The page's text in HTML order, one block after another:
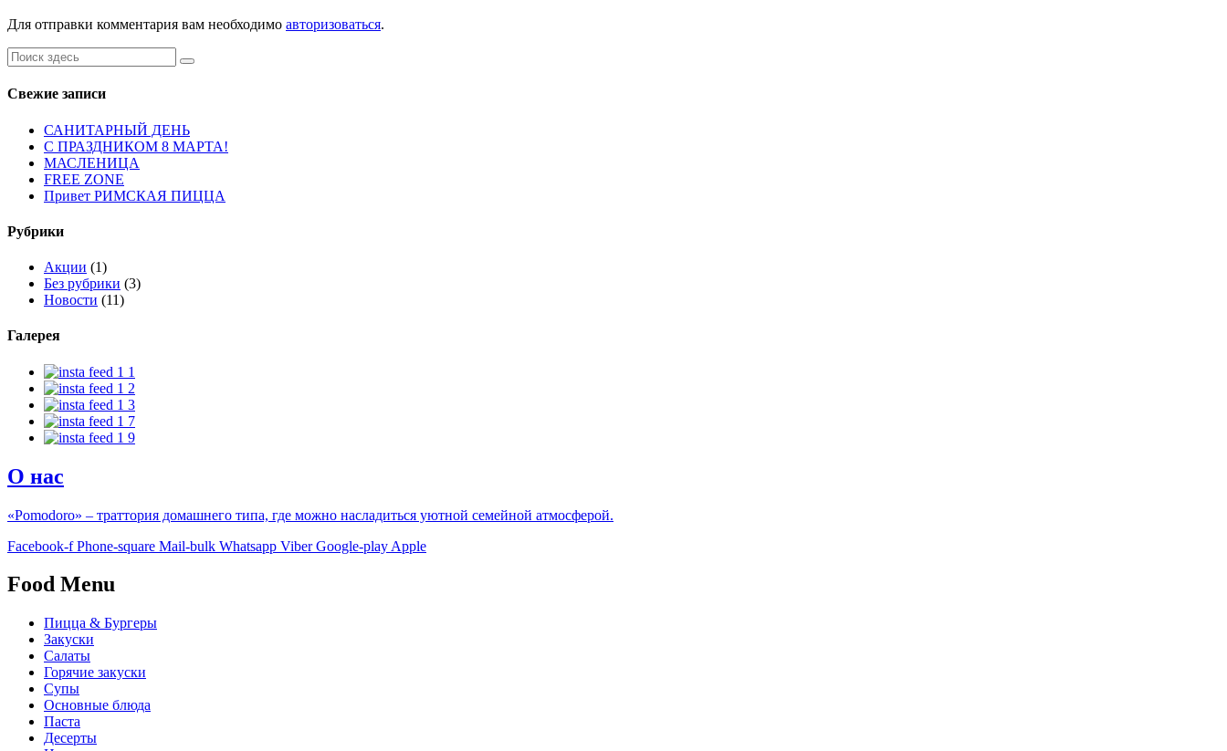
Для отправки комментария вам необходимо авторизоваться.
Свежие записи
САНИТАРНЫЙ ДЕНЬ
С ПРАЗДНИКОМ 8 МАРТА!
МАСЛЕНИЦА
FREE ZONE
Привет РИМСКАЯ ПИЦЦА
Рубрики
Акции (1)
Без рубрики (3)
Новости (11)
Галерея
О нас
«Pomodoro» – траттория домашнего типа, где можно насладиться уютной семейной атмосферой.
Facebook-f Phone-square Mail-bulk Whatsapp Viber Google-play Apple
Food Menu
Пицца & Бургеры
Закуски
Салаты
Горячие закуски
Супы
Основные блюда
Паста
Десерты